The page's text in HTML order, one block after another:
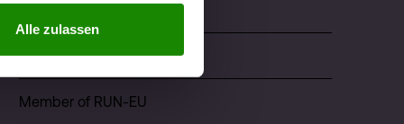
Alle zulassen
ÖH Studierendenvertretung
Member of RUN-EU